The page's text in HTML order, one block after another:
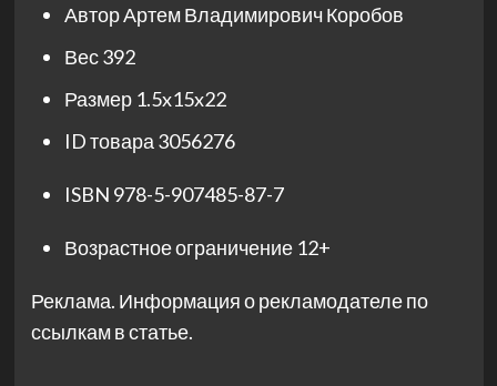
АвторАртем Владимирович Коробов
Вес392
Размер 1.5x15x22
ID товара 3056276
ISBN 978-5-907485-87-7
Возрастное ограничение 12+
Реклама. Информация о рекламодателе по
ссылкам в статье.